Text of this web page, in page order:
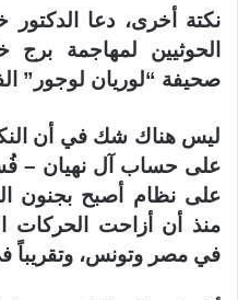
نكتة أخرى، دعا
الحوثيين لمهاجمة
صحيفة “لوريان لوجور”
ليس هناك شك في أن
على حساب آل نهيان –
على نظام أصبح بجنون
منذ أن أزاحت الحركات
في مصر وتونس، وتقريباً